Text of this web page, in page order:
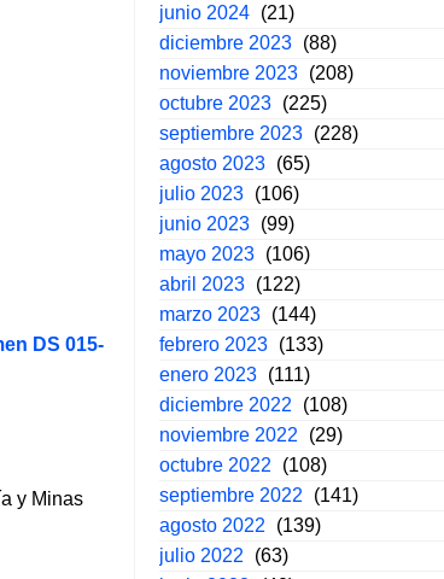
DS 015-
y Minas
junio 2024 (21)
diciembre 2023 (88)
noviembre 2023 (208)
octubre 2023 (225)
septiembre 2023 (228)
agosto 2023 (65)
julio 2023 (106)
junio 2023 (99)
mayo 2023 (106)
abril 2023 (122)
marzo 2023 (144)
febrero 2023 (133)
enero 2023 (111)
diciembre 2022
(108)
noviembre 2022
(29)
octubre 2022
(108)
septiembre 2022
(141)
agosto 2022
(139)
julio 2022
(63)